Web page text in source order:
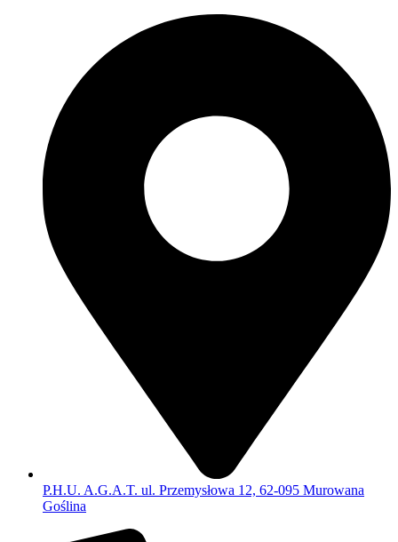
P.H.U. A.G.A.T. ul. Przemysłowa 12, 62-095 Murowana
Goślina